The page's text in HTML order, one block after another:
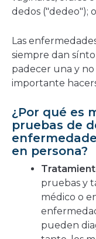
dedos ("dedeo");
Las
siempre dan
padecer una y no
importante
¿Por qué es
pruebas de
en persona?
pruebas y
médico o
pueden